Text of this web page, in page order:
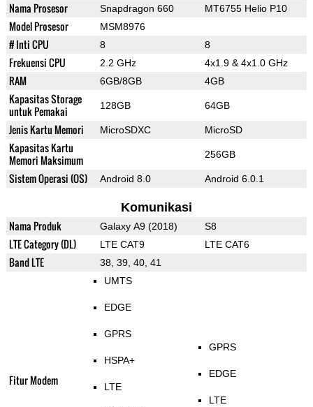
Nama Prosesor Snapdragon 660 MT6755 Helio P10
Model Prosesor MSM8976
# Inti CPU 8 8
Frekuensi CPU 2.2 GHz 4x1.9 & 4x1.0 GHz
RAM 6GB/8GB 4GB
Kapasitas Storage
untuk Pemakai
128GB 64GB
Jenis Kartu Memori MicroSDXC MicroSD
Kapasitas Kartu
Memori Maksimum
256GB
Sistem Operasi (OS) Android 8.0 Android 6.0.1
Komunikasi
Nama Produk Galaxy A9 (2018) S8
LTE Category (DL) LTE CAT9 LTE CAT6
Band LTE 38, 39, 40, 41
Fitur Modem
UMTS
EDGE
GPRS
HSPA+
LTE
GPRS
EDGE
LTE